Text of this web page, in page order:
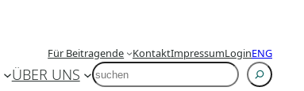
Für Beitragende KontaktImpressumLoginENG
ÜBER UNS SUCHEN